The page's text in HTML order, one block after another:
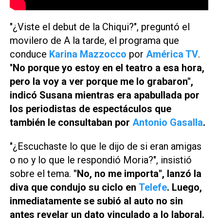
"¿Viste el debut de la Chiqui?", preguntó el
movilero de A la tarde, el programa que
conduce Karina Mazzocco por América TV.
"No porque yo estoy en el teatro a esa hora,
pero la voy a ver porque me lo grabaron",
indicó Susana mientras era apabullada por
los periodistas de espectáculos que
también le consultaban por Antonio Gasalla.
"¿Escuchaste lo que le dijo de si eran amigas
o no y lo que le respondió Moria?", insistió
sobre el tema. "No, no me importa", lanzó la
diva que condujo su ciclo en Telefe. Luego,
inmediatamente se subió al auto no sin
antes revelar un dato vinculado a lo laboral.